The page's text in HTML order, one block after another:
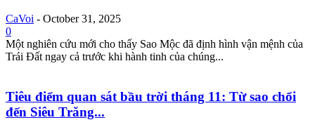
CaVoi - October 31, 2025
0
Một nghiên cứu mới cho thấy Sao Mộc đã định hình vận mệnh của
Trái Đất ngay cả trước khi hành tinh của chúng...
Tiêu điểm quan sát bầu trời tháng 11: Từ sao chổi
đến Siêu Trăng...